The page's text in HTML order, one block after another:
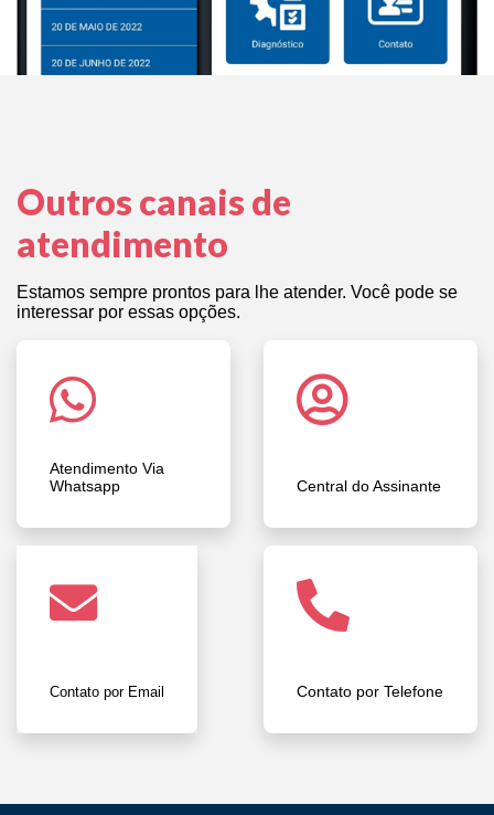
Outros canais de
atendimento
Estamos sempre prontos para lhe atender. Você pode se
interessar por essas opções.
Atendimento Via
Whatsapp
Central do Assinante
Contato por Email Contato por Telefone